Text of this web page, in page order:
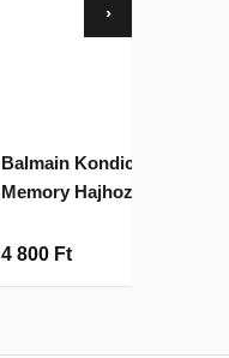
Balmain Kondicionáló
Memory Hajhoz
4 800 Ft
›